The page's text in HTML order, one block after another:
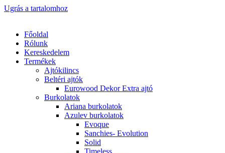
Ugrás a tartalomhoz
Főoldal
Rólunk
Kereskedelem
Termékek
Ajtókilincs
Beltéri ajtók
Eurowood Dekor Extra ajtó
Burkolatok
Ariana burkolatok
Azulev burkolatok
Evoque
Sanchies- Evolution
Solid
Timeless